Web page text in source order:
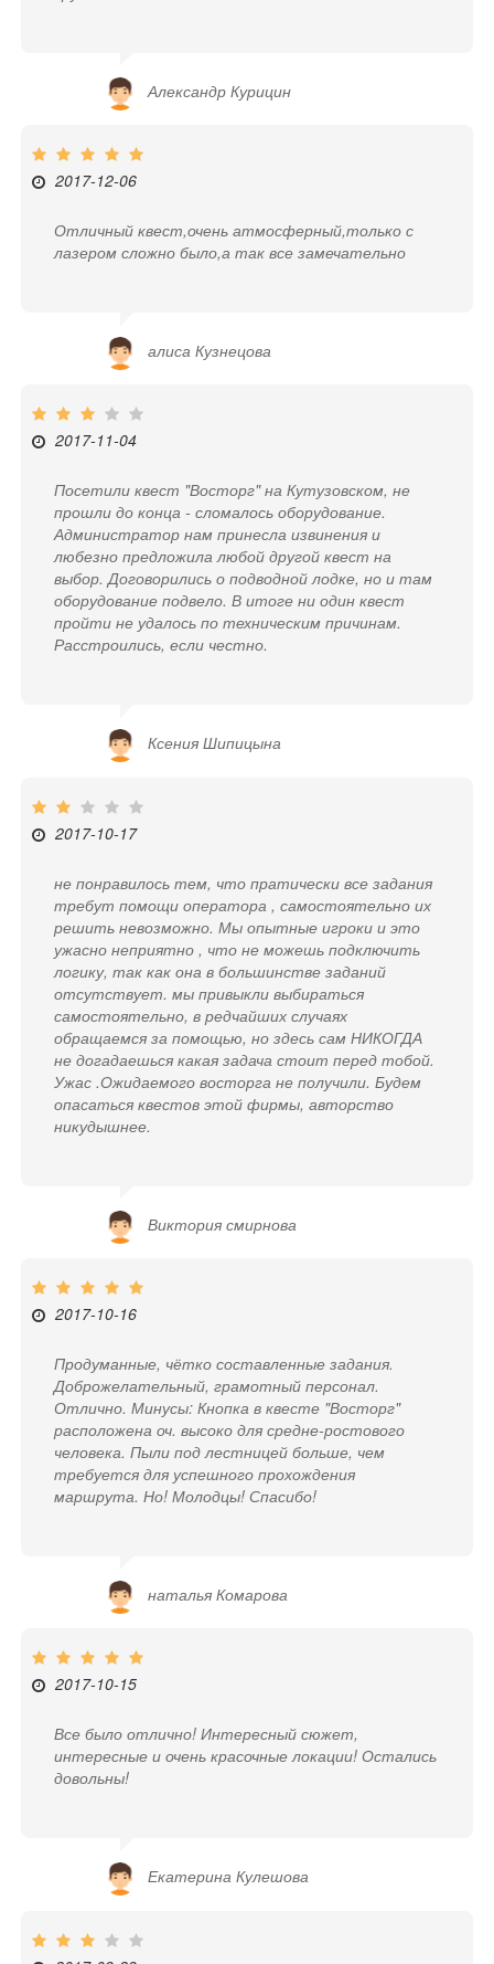
Александр Курицин
2017-12-06
Отличный квест,очень атмосферный,только с
лазером сложно было,а так все замечательно
алиса Кузнецова
2017-11-04
Посетили квест "Восторг" на Кутузовском, не
прошли до конца - сломалось оборудование.
Администратор нам принесла извинения и
любезно предложила любой другой квест на
выбор. Договорились о подводной лодке, но и там
оборудование подвело. В итоге ни один квест
пройти не удалось по техническим причинам.
Расстроились, если честно.
Ксения Шипицына
2017-10-17
не понравилось тем, что пратически все задания
требут помощи оператора , самостоятельно их
решить невозможно. Мы опытные игроки и это
ужасно неприятно , что не можешь подключить
логику, так как она в большинстве заданий
отсутствует. мы привыкли выбираться
самостоятельно, в редчайших случаях
обращаемся за помощью, но здесь сам НИКОГДА
не догадаешься какая задача стоит перед тобой.
Ужас .Ожидаемого восторга не получили. Будем
опасаться квестов этой фирмы, авторство
никудышнее.
Виктория смирнова
2017-10-16
Продуманные, чётко составленные задания.
Доброжелательный, грамотный персонал.
Отлично. Минусы: Кнопка в квесте "Восторг"
расположена оч. высоко для средне-ростового
человека. Пыли под лестницей больше, чем
требуется для успешного прохождения
маршрута. Но! Молодцы! Спасибо!
наталья Комарова
2017-10-15
Все было отлично! Интересный сюжет,
интересные и очень красочные локации! Остались
довольны!
Екатерина Кулешова